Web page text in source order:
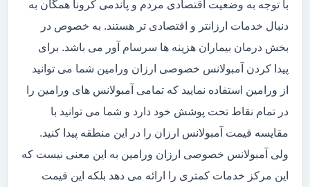
با توجه به وضعیت اقتصادی مردم و پاندمی کرونا همگان به
دنبال خدمات ارزانتر و اقتصادی تر هستند. به خصوص در
بخش درمان بیماران هزینه ها سرسام آور می باشد. برای
پیدا کردن آمبولانس خصوصی ارزان ورامین شما می توانید
از ورامین استفاده نمایید که تمامی آمبولانس های ورامین را
در تمام نقاط تحت پوشش خود دارد و شما می توانید با
مقایسه قیمت آمبولانس ارزان را در این منطقه پیدا کنید.
ولی آمبولانس خصوصی ارزان ورامین به این معنی نیست که
این مرکز خدمات کمتری را ارائه می دهد بلکه این قیمت